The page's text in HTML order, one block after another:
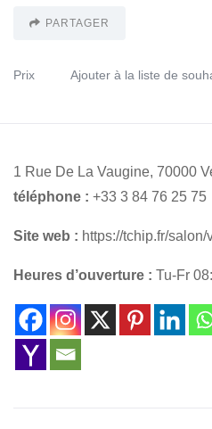
PARTAGER
Prix Ajouter à la liste de
1 Rue De La Vaugine, 70000
téléphone : +33 3 84 76 25 75
Site web : https://tchip.fr/salon/
Heures d’ouverture : Tu-Fr